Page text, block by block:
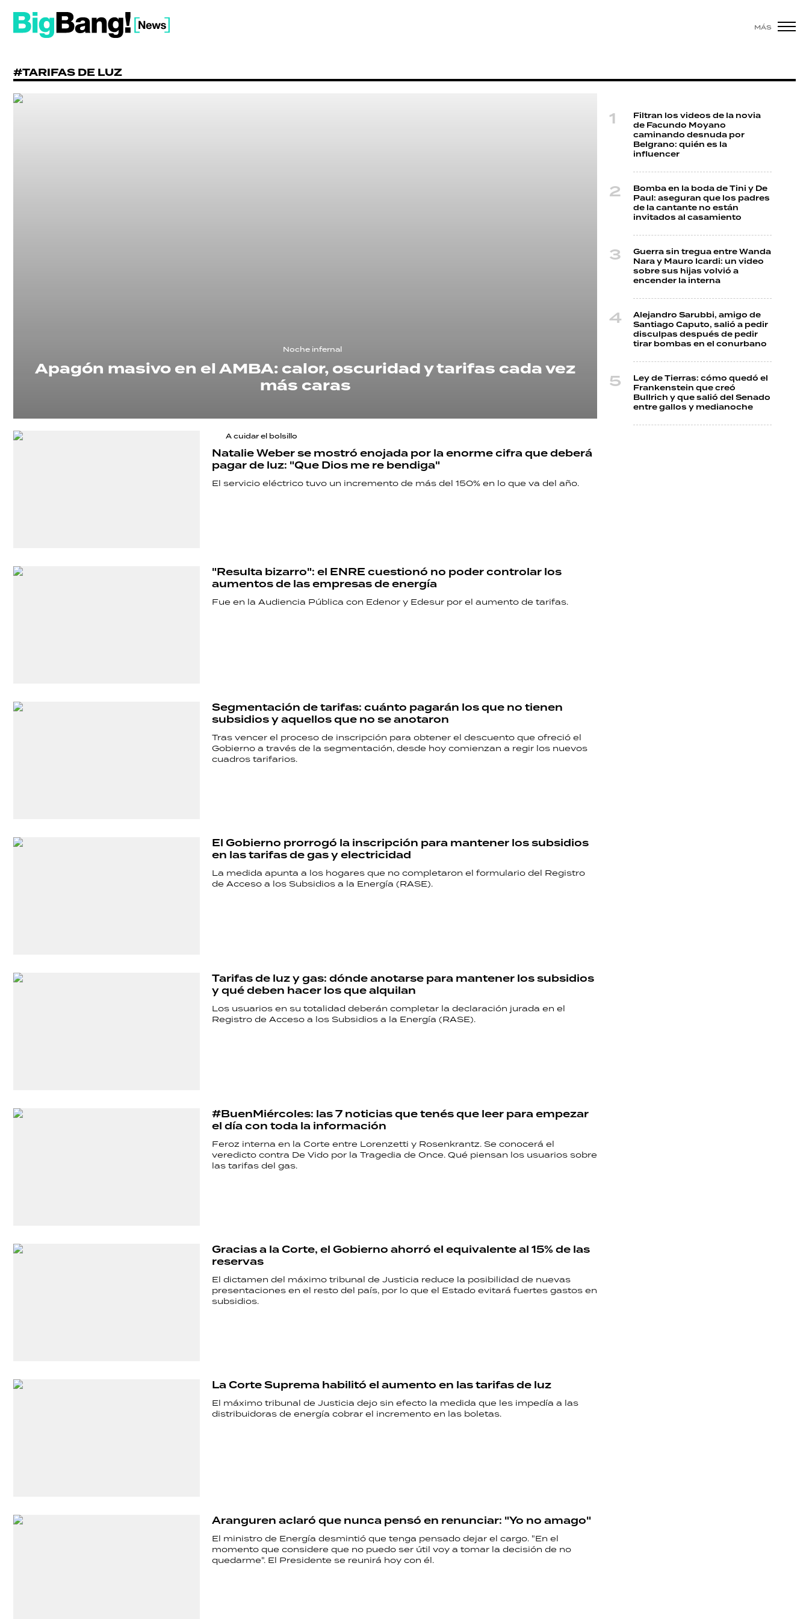
MÁS
#TARIFAS DE LUZ
Noche infernal
Apagón masivo en el AMBA: calor, oscuridad y tarifas cada vez
más caras
A cuidar el bolsillo
Natalie Weber se mostró enojada por la enorme cifra que deberá
pagar de luz: "Que Dios me re bendiga"
El servicio eléctrico tuvo un incremento de más del 150% en lo que va del año.
"Resulta bizarro": el ENRE cuestionó no poder controlar los
aumentos de las empresas de energía
Fue en la Audiencia Pública con Edenor y Edesur por el aumento de tarifas.
Segmentación de tarifas: cuánto pagarán los que no tienen
subsidios y aquellos que no se anotaron
Tras vencer el proceso de inscripción para obtener el descuento que ofreció el
Gobierno a través de la segmentación, desde hoy comienzan a regir los nuevos
cuadros tarifarios.
El Gobierno prorrogó la inscripción para mantener los subsidios
en las tarifas de gas y electricidad
La medida apunta a los hogares que no completaron el formulario del Registro
de Acceso a los Subsidios a la Energía (RASE).
Tarifas de luz y gas: dónde anotarse para mantener los subsidios
y qué deben hacer los que alquilan
Los usuarios en su totalidad deberán completar la declaración jurada en el
Registro de Acceso a los Subsidios a la Energía (RASE).
#BuenMiércoles: las 7 noticias que tenés que leer para empezar
el día con toda la información
Feroz interna en la Corte entre Lorenzetti y Rosenkrantz. Se conocerá el
veredicto contra De Vido por la Tragedia de Once. Qué piensan los usuarios sobre
las tarifas del gas.
Gracias a la Corte, el Gobierno ahorró el equivalente al 15% de las
reservas
El dictamen del máximo tribunal de Justicia reduce la posibilidad de nuevas
presentaciones en el resto del país, por lo que el Estado evitará fuertes gastos en
subsidios.
La Corte Suprema habilitó el aumento en las tarifas de luz
El máximo tribunal de Justicia dejo sin efecto la medida que les impedía a las
distribuidoras de energía cobrar el incremento en las boletas.
Aranguren aclaró que nunca pensó en renunciar: "Yo no amago"
El ministro de Energía desmintió que tenga pensado dejar el cargo. "En el
momento que considere que no puedo ser útil voy a tomar la decisión de no
quedarme". El Presidente se reunirá hoy con él.
Filtran los videos de la novia
de Facundo Moyano
caminando desnuda por
Belgrano: quién es la
influencer
Bomba en la boda de Tini y De
Paul: aseguran que los padres
de la cantante no están
invitados al casamiento
Guerra sin tregua entre Wanda
Nara y Mauro Icardi: un video
sobre sus hijas volvió a
encender la interna
Alejandro Sarubbi, amigo de
Santiago Caputo, salió a pedir
disculpas después de pedir
tirar bombas en el conurbano
Ley de Tierras: cómo quedó el
Frankenstein que creó
Bullrich y que salió del Senado
entre gallos y medianoche
SHOW
POLICIALES
PALABRAS
HORÓSCOPO